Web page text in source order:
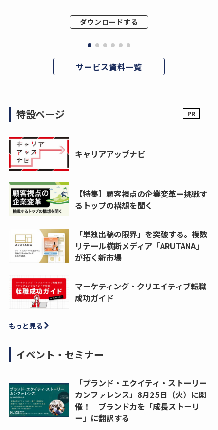
ダウンロードする
サービス資料一覧
特設ページ
キャリアアップナビ
【特集】顧客視点の企業変革ー挑戦す
るトップの構想を聞く
「単独出稿の限界」を突破する。複数
リテール横断メディア「ARUTANA」
が拓く新市場
マーケティング・クリエイティブ転職
成功ガイド
もっと見る
イベント・セミナー
「ブランド・エクイティ・ストーリー
カンファレンス」8月25日（火）に開
催！ ブランド力を「成長ストーリ
ー」に翻訳する